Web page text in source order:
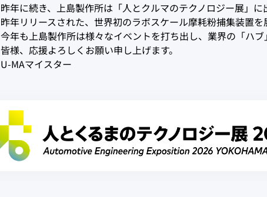
昨年に続き、上島製作所は「人とクルマのテクノロジー展」に
昨年リリースされた、世界初のラボスケール摩耗粉捕集装置を
今年も上島製作所は様々なイベントを打ち出し、業界の「ハブ
皆様、応援よろしくお願い申し上げます。
U-MAマイスター